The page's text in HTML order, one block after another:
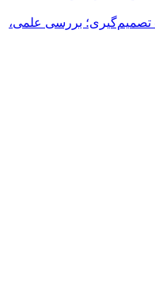
تصمیم‌گیری؛ بررسی علمی،